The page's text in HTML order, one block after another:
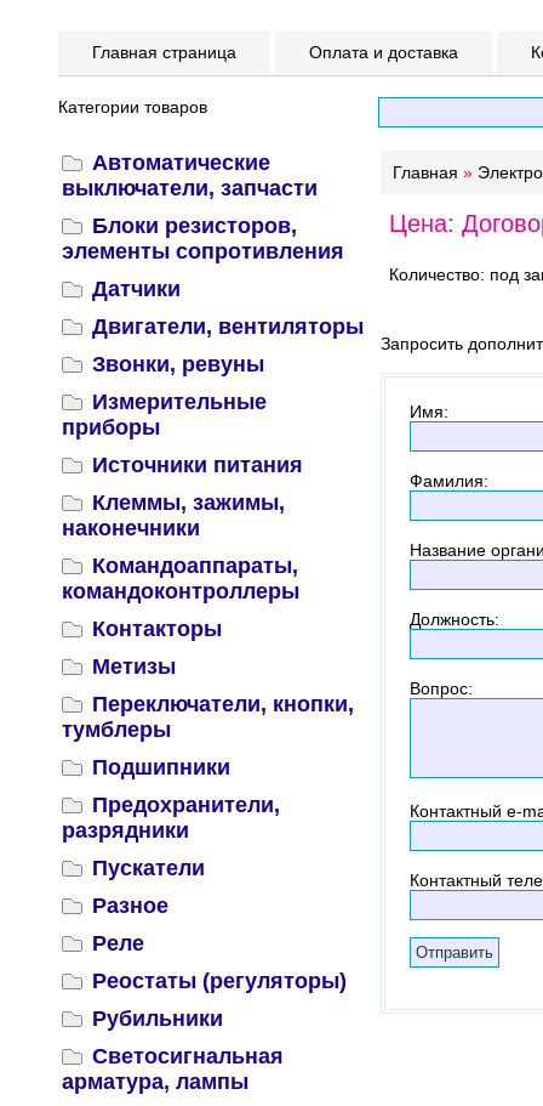
Главная страница Оплата и доставка
Категории товаров
Автоматические
выключатели, запчасти
Блоки резисторов,
элементы сопротивления
Датчики
Двигатели, вентиляторы
Звонки, ревуны
Измерительные
приборы
Источники питания
Клеммы, зажимы,
наконечники
Командоаппараты,
командоконтроллеры
Контакторы
Метизы
Переключатели, кнопки,
тумблеры
Подшипники
Предохранители,
разрядники
Пускатели
Разное
Реле
Реостаты (регуляторы)
Рубильники
Светосигнальная
арматура, лампы
Главная »
Цена:
Количество: под
Запросить
Имя:
Фамилия:
Название
Должность:
Вопрос:
Контактный e-
Контактный